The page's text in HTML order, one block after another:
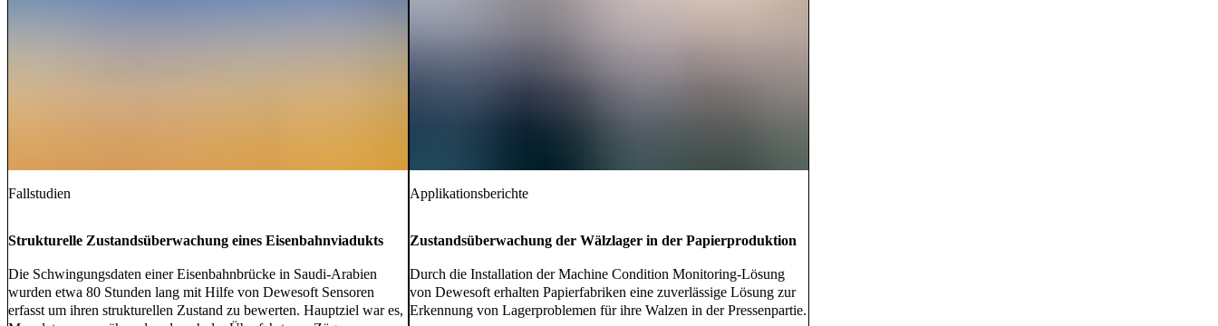
Fallstudien
Strukturelle Zustandsüberwachung eines Eisenbahnviadukts
Die Schwingungsdaten einer Eisenbahnbrücke in Saudi-Arabien
wurden etwa 80 Stunden lang mit Hilfe von Dewesoft Sensoren
erfasst um ihren strukturellen Zustand zu bewerten. Hauptziel war es,
Applikationsberichte
Zustandsüberwachung der Wälzlager in der Papierproduktion
Durch die Installation der Machine Condition Monitoring-Lösung
von Dewesoft erhalten Papierfabriken eine zuverlässige Lösung zur
Erkennung von Lagerproblemen für ihre Walzen in der Pressenpartie.